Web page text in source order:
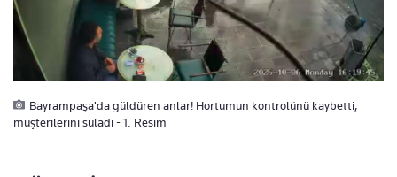
Bayrampaşa'da güldüren anlar! Hortumun kontrolünü kaybetti,
müşterilerini suladı - 1. Resim